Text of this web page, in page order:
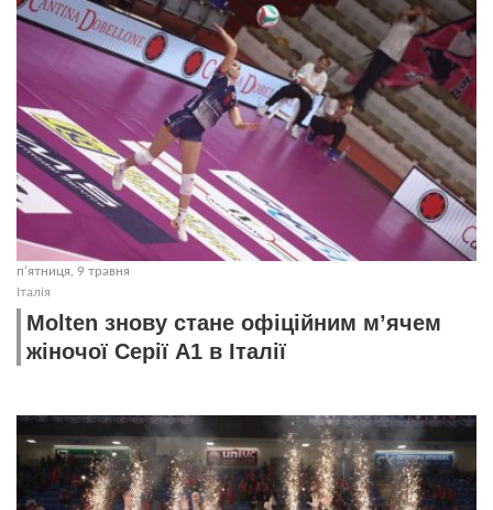
пʼятниця, 9 травня
Італія
Molten знову стане офіційним м’ячем
жіночої Серії A1 в Італії